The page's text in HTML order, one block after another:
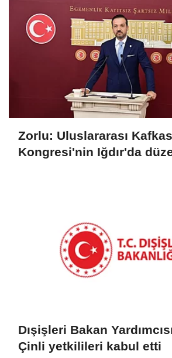
Zorlu: Uluslararası
Kongresi'nin Iğdır'da
Dışişleri Bakan
Çinli yetkilileri kabul etti